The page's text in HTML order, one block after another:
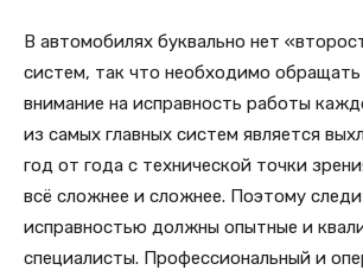
В автомобилях буквально нет
систем, так что необходимо обращать
внимание на исправность работы
из самых главных систем является
год от года с технической точки
всё сложнее и сложнее. Поэтому
исправностью должны опытные и
специалисты. Профессиональный и